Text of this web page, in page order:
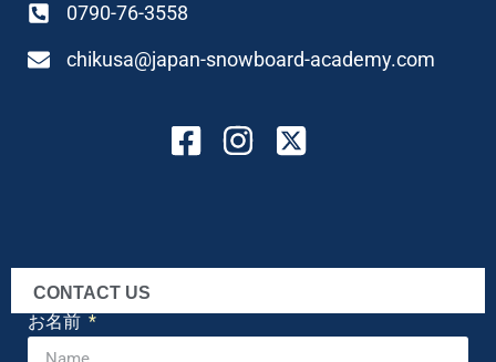
0790-76-3558
chikusa@japan-snowboard-academy.com
CONTACT US
お名前